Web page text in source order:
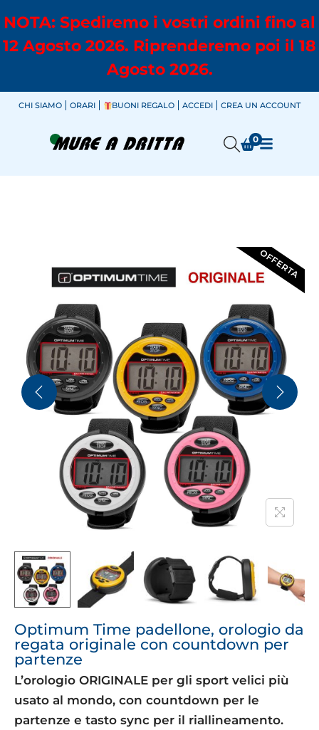
NOTA: Spediremo i vostri ordini fino al
12 Agosto 2026. Riprenderemo poi il 18
Agosto 2026.
CHI SIAMO ORARI BUONI REGALO ACCEDI CREA UN ACCOUNT
0
OFFERTA
Optimum Time padellone, orologio da
regata originale con countdown per
partenze
L’orologio ORIGINALE per gli sport velici più
usato al mondo, con countdown per le
partenze e tasto sync per il riallineamento.